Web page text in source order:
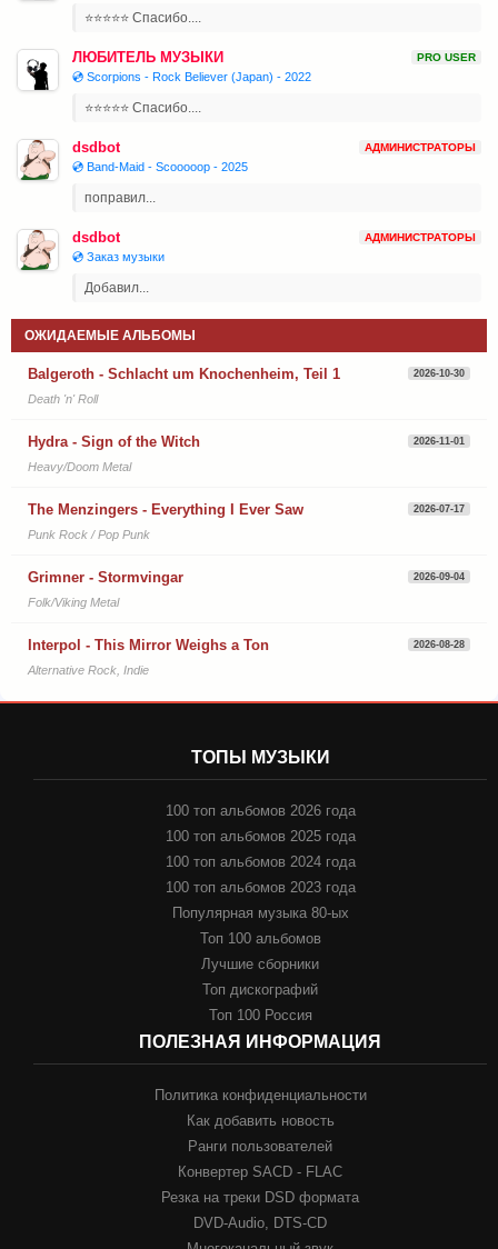
⭐⭐⭐⭐⭐ Спасибо....
ЛЮБИТЕЛЬ МУЗЫКИ PRO USER
💿 Scorpions - Rock Believer (Japan) - 2022
⭐⭐⭐⭐⭐ Спасибо....
dsdbot АДМИНИСТРАТОРЫ
💿 Band-Maid - Scooooop - 2025
поправил...
dsdbot АДМИНИСТРАТОРЫ
💿 Заказ музыки
Добавил...
ОЖИДАЕМЫЕ АЛЬБОМЫ
Balgeroth - Schlacht um Knochenheim, Teil 1 2026-10-30
Death 'n' Roll
Hydra - Sign of the Witch 2026-11-01
Heavy/Doom Metal
The Menzingers - Everything I Ever Saw 2026-07-17
Punk Rock / Pop Punk
Grimner - Stormvingar 2026-09-04
Folk/Viking Metal
Interpol - This Mirror Weighs a Ton 2026-08-28
Alternative Rock, Indie
ТОПЫ МУЗЫКИ
100 топ альбомов 2026 года
100 топ альбомов 2025 года
100 топ альбомов 2024 года
100 топ альбомов 2023 года
Популярная музыка 80-ых
Топ 100 альбомов
Лучшие сборники
Топ дискографий
Топ 100 Россия
ПОЛЕЗНАЯ ИНФОРМАЦИЯ
Политика конфиденциальности
Как добавить новость
Ранги пользователей
Конвертер SACD - FLAC
Резка на треки DSD формата
DVD-Audio, DTS-CD